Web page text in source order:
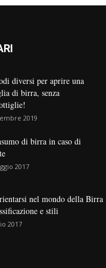
diversi per aprire una
di birra, senza
2019
di birra in caso di
2017
nel mondo della Birra
e stili
2017